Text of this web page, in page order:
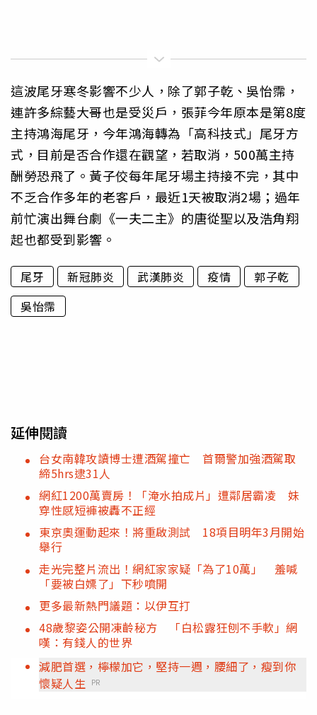
這波尾牙寒冬影響不少人，除了郭子乾、吳怡霈，
連許多綜藝大哥也是受災戶，張菲今年原本是第8度
主持鴻海尾牙，今年鴻海轉為「高科技式」尾牙方
式，目前是否合作還在觀望，若取消，500萬主持
酬勞恐飛了。黃子佼每年尾牙場主持接不完，其中
不乏合作多年的老客戶，最近1天被取消2場；過年
前忙演出舞台劇《一夫二主》的唐從聖以及浩角翔
起也都受到影響。
尾牙 新冠肺炎 武漢肺炎 疫情
郭子乾
吳怡霈
延伸閱讀
台女南韓攻讀博士遭酒駕撞亡 首爾警加強酒駕取
締5hrs逮31人
網紅1200萬賣房！「淹水拍成片」遭鄰居霸凌 妹
穿性感短褲被轟不正經
東京奧運動起來！將重啟測試 18項目明年3月開始
舉行
走光完整片流出！網紅家家疑「為了10萬」 羞喊
「要被白嫖了」下秒噴開
更多最新熱門議題：以伊互打
48歲黎姿公開凍齡秘方 「白松露狂刨不手軟」網
嘆：有錢人的世界
減肥首選，檸檬加它，堅持一週，腰細了，瘦到你
懷疑人生 PR